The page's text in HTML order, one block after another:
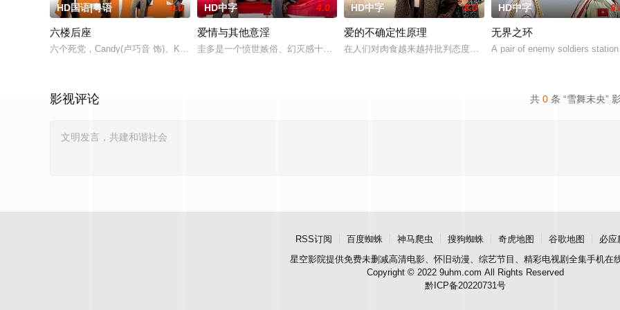
HD国语|粤语 1.0
六楼后座
六个死党，Candy(卢巧音 饰)、Karena(林嘉欣 饰)、梁Wing(周俊伟 饰)、Jean(邓健泓 饰)、Leo
HD中字 4.0
爱情与其他意淫
圭多是一个愤世嫉俗、幻灭感十足的男人，动不动就沉溺于虚拟的自慰世界。他不追求有承诺的关系，对
HD中字 8.0
爱的不确定性原理
在人们对肉食越来越持批判态度的时代，做一名屠夫并不容易。如
HD中字
无界之环
A pair of enemy soldiers
共 0 条 “雪舞未央”
影视评论
RSS订阅 百度蜘蛛 神马爬虫 搜狗蜘蛛 奇虎地图 谷歌地图
必应
星空影院提供免费未删减高清电影、怀旧动漫、综艺节目、精彩电视剧全集手机在
Copyright © 2022 9uhm.com All Rights Reserved
黔ICP备20220731号